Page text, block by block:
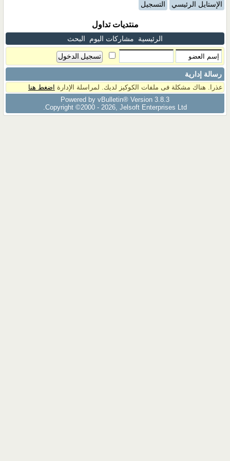
الإستايل الرئيسي التسجيل
منتديات تداول
الرئيسية مشاركات اليوم البحث
رسالة إدارية
عذرا. هناك مشكلة فى ملفات الكوكيز لديك. لمراسلة الإدارة اضغط هنا
Powered by vBulletin® Version 3.8.3
Copyright ©2000 - 2026, Jelsoft Enterprises Ltd.